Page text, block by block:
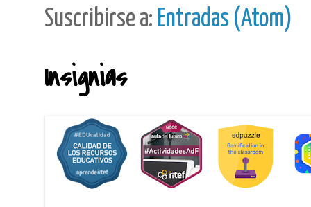
Suscribirse a: Entradas (Atom)
Insignias